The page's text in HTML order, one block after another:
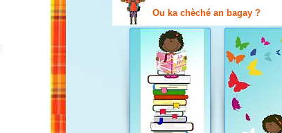
Ou ka chèché an bagay ?